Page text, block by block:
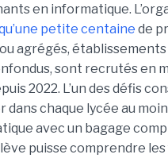
en informatique.
petite centaine de
agrégés,
sont recrutés en
2022. L’un des défis
dans chaque lycée au
avec un bagage
puisse comprendre